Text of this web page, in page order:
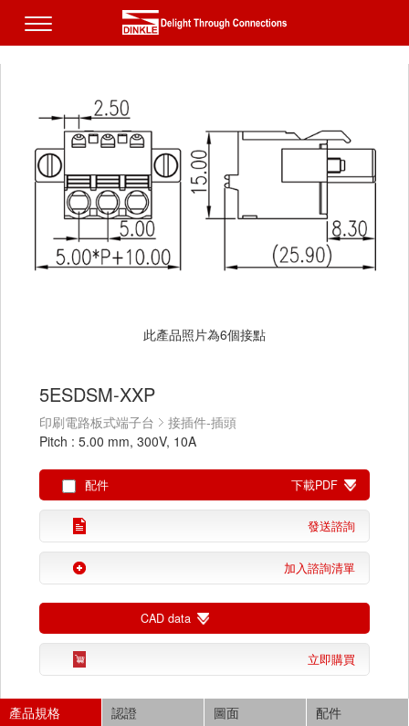
此產品照片為6個接點
5ESDSM-XXP
印刷電路板式端子台
接插件-插頭
Pitch : 5.00 mm, 300V, 10A
配件 下載PDF
發送諮詢
加入諮詢清單
CAD data
立即購買
產品規格 認證 圖面 配件